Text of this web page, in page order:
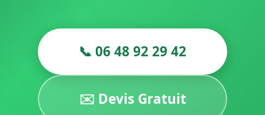
📞 06 48 92 29 42
✉️ Devis Gratuit